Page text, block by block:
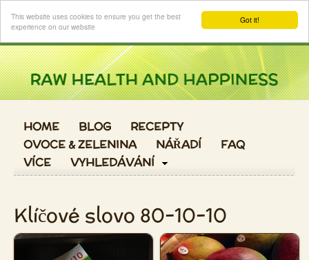
Got it!
This website uses cookies to ensure you get the best
experience on our website
Login
HOME BLOG
RECEPTY
OVOCE & ZELENINA
NÁŘADÍ
FAQ
VÍCE
VYHLEDÁVÁNÍ
Klíčové slovo 80-10-10